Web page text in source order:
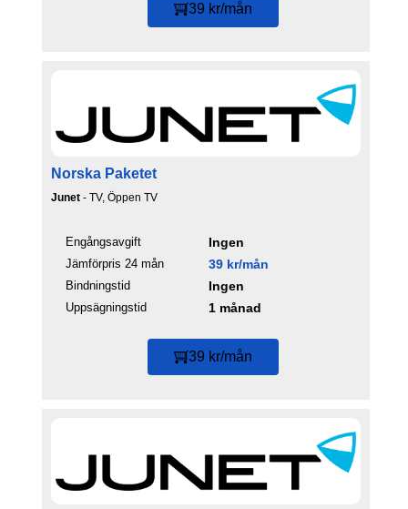
39 kr/mån
Norska Paketet
Junet - TV, Öppen TV
Engångsavgift Ingen
Jämförpris 24 mån 39 kr/mån
Bindningstid Ingen
Uppsägningstid 1 månad
39 kr/mån